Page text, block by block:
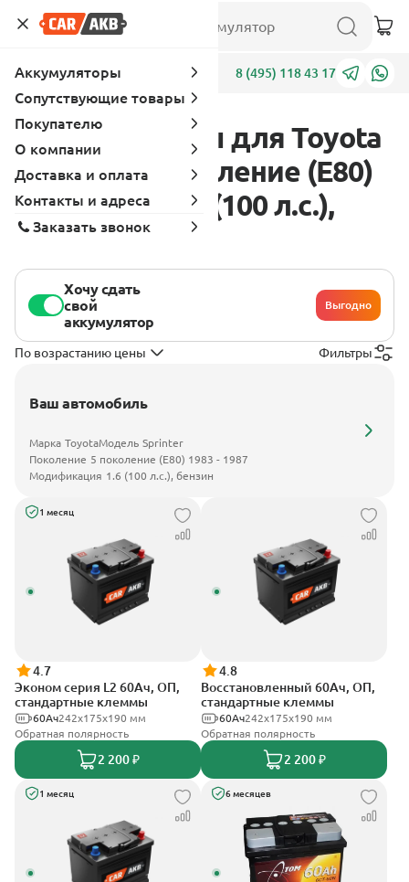
Адреса 8 (495) 118 43 17
Аккумуляторы для Toyota
Sprinter 5 поколение (E80)
1983 - 1987 1.6 (100 л.с.),
бензин
Хочу сдать
свой
аккумулятор
Выгодно
По возрастанию цены Фильтры
Ваш автомобиль
Марка ToyotaМодель Sprinter
Поколение 5 поколение (E80) 1983 - 1987
Модификация 1.6 (100 л.с.), бензин
1 месяц
4.7
Эконом серия L2 60Ач, ОП,
стандартные клеммы
242х175х190 мм
60Ач
Обратная полярность
2 200 ₽
4.8
Восстановленный 60Ач, ОП,
стандартные клеммы
242х175х190 мм
60Ач
Обратная полярность
2 200 ₽
1 месяц 6 месяцев
Аккумуляторы
Сопутствующие товары
Покупателю
О компании
Доставка и оплата
Контакты и адреса
Заказать звонок